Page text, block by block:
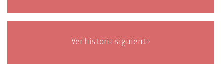
Ver historia siguiente